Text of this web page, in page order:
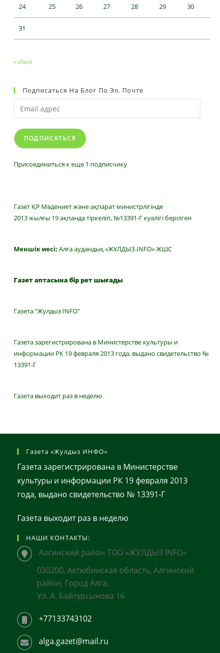
24 25 26 27 28 29 30
31
« Июл
Подписаться На Блог По Эл. Почте
Email
адрес
ПОДПИСАТЬСЯ
Присоединиться к еще 1 подписчику
Газет ҚР Мәдениет және ақпарат министрлігінде
2013 жылғы 19 ақпанда тіркеліп, №13391-Г куәлігі берілген
Меншік иесі: Алға аудандық «ЖҰЛДЫЗ.INFO» ЖШС
Газет аптасына бір рет шығады
Газета "Жулдыз INFO"
Газета зарегистрирована в Министерстве культуры и
информации РК 19 февраля 2013 года, выдано свидетельство №
13391-Г
Газета выходит раз в неделю
Газета «Жулдыз ИНФО»
Газета зарегистрирована в Министерстве
культуры и информации РК 19 февраля 2013
года, выдано свидетельство № 13391-Г
Газета выходит раз в неделю
НАШИ КОНТАКТЫ:
Алгинский район ТОО «ЖУЛДЫЗ INFO»
030200, Актюбинская область, Алгинский
район, Город Алга,
Ул. А. Байтурсынова 16
+77133743102
alga.gazet@mail.ru